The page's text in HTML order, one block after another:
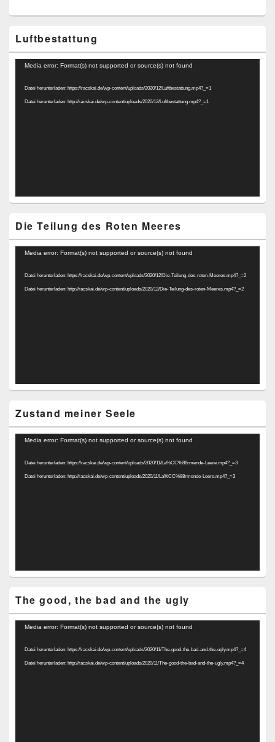
Luftbestattung
Video-
Media error: Format(s) not supported or source(s) not found
Datei herunterladen: https://racskai.de/wp-content/uploads/2020/12/Luftbestattung.mp4?_=1
Datei herunterladen: http://racskai.de/wp-content/uploads/2020/12/Luftbestattung.mp4?_=1
Die Teilung des Roten Meeres
Video-
Media error: Format(s) not supported or source(s) not found
Datei herunterladen: https://racskai.de/wp-content/uploads/2020/12/Die-Teilung-des-roten-Meeres.mp4?_=2
Datei herunterladen: http://racskai.de/wp-content/uploads/2020/12/Die-Teilung-des-roten-Meeres.mp4?_=2
Zustand meiner Seele
Video-
Media error: Format(s) not supported or source(s) not found
Datei herunterladen: https://racskai.de/wp-content/uploads/2020/11/La%CC%88rmende-Leere.mp4?_=3
Datei herunterladen: http://racskai.de/wp-content/uploads/2020/11/La%CC%88rmende-Leere.mp4?_=3
The good, the bad and the ugly
Video-
Media error: Format(s) not supported or source(s) not found
Datei herunterladen: https://racskai.de/wp-content/uploads/2020/11/The-good-the-bad-and-the-ugly.mp4?_=4
Datei herunterladen: http://racskai.de/wp-content/uploads/2020/11/The-good-the-bad-and-the-ugly.mp4?_=4